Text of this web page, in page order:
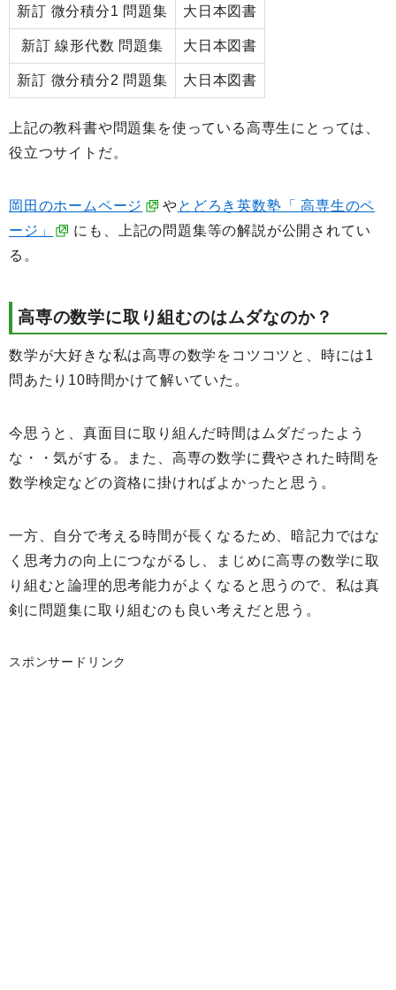
新訂 微分積分1 問題集 大日本図書
新訂 線形代数 問題集 大日本図書
新訂 微分積分2 問題集 大日本図書
上記の教科書や問題集を使っている高専生にとっては、
役立つサイトだ。
岡田のホームページ やとどろき英数塾「 高専生のペ
ージ」
にも、上記の問題集等の解説が公開されてい
る。
高専の数学に取り組むのはムダなのか？
数学が大好きな私は高専の数学をコツコツと、時には1
問あたり10時間かけて解いていた。
今思うと、真面目に取り組んだ時間はムダだったよう
な・・気がする。また、高専の数学に費やされた時間を
数学検定などの資格に掛ければよかったと思う。
一方、自分で考える時間が長くなるため、暗記力ではな
く思考力の向上につながるし、まじめに高専の数学に取
り組むと論理的思考能力がよくなると思うので、私は真
剣に問題集に取り組むのも良い考えだと思う。
スポンサードリンク